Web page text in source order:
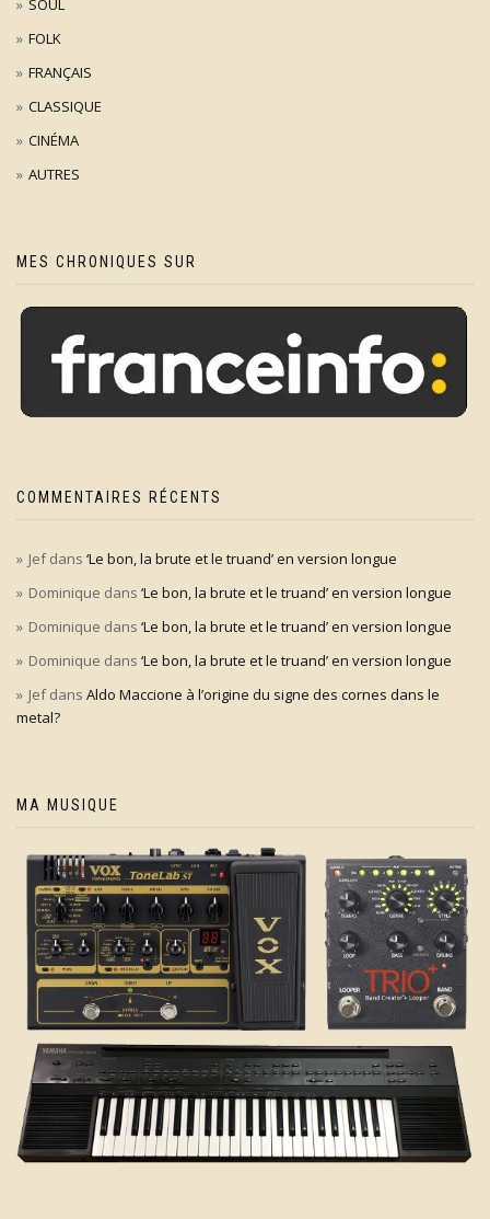
SOUL
FOLK
FRANÇAIS
CLASSIQUE
CINÉMA
AUTRES
MES CHRONIQUES SUR
COMMENTAIRES RÉCENTS
Jefdans ‘Le bon, la brute et le truand’ en version longue
Dominique dans ‘Le bon, la brute et le truand’ en version longue
Dominique dans ‘Le bon, la brute et le truand’ en version longue
Dominique dans ‘Le bon, la brute et le truand’ en version longue
Jefdans Aldo Maccione à l’origine du signe des cornes dans le
metal?
MA MUSIQUE